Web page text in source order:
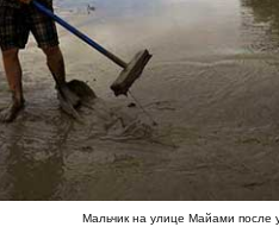
Мальчик на улице Майами после